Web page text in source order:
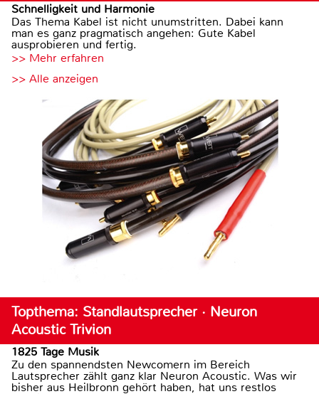
Schnelligkeit und Harmonie
Das Thema Kabel ist nicht unumstritten. Dabei kann
man es ganz pragmatisch angehen: Gute Kabel
ausprobieren und fertig.
>> Mehr erfahren
>> Alle anzeigen
Topthema: Standlautsprecher · Neuron
Acoustic Trivion
1825 Tage Musik
Zu den spannendsten Newcomern im Bereich
Lautsprecher zählt ganz klar Neuron Acoustic. Was wir
bisher aus Heilbronn gehört haben, hat uns restlos